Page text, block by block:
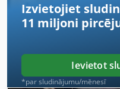
Izvietojiet
11 miljoni
Ievietot
*par sludinājumu/mēnesī